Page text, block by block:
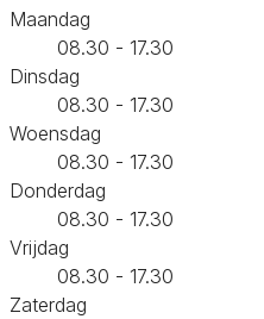
Maandag
08.30 - 17.30
Dinsdag
08.30 - 17.30
Woensdag
08.30 - 17.30
Donderdag
08.30 - 17.30
Vrijdag
08.30 - 17.30
Zaterdag